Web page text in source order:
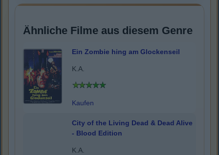
Ähnliche Filme aus diesem Genre
Ein Zombie hing am Glockenseil
K.A.
Kaufen
City of the Living Dead & Dead Alive
- Blood Edition
K.A.